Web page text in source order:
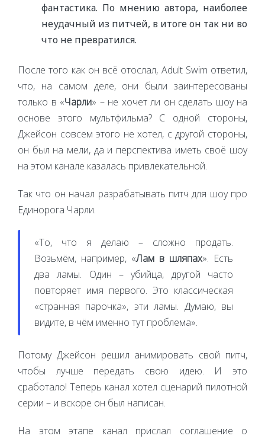
фантастика. По мнению автора, наиболее
неудачный из питчей, в итоге он так ни во
что не превратился.
После того как он всё отослал, Adult Swim ответил,
что, на самом деле, они были заинтересованы
только в «Чарли» – не хочет ли он сделать шоу на
основе этого мультфильма? С одной стороны,
Джейсон совсем этого не хотел, с другой стороны,
он был на мели, да и перспектива иметь своё шоу
на этом канале казалась привлекательной.
Так что он начал разрабатывать питч для шоу про
Единорога Чарли.
«То, что я делаю – сложно продать.
Возьмём, например, «Лам в шляпах». Есть
два ламы. Один – убийца, другой часто
повторяет имя первого. Это классическая
«странная парочка», эти ламы. Думаю, вы
видите, в чём именно тут проблема».
Потому Джейсон решил анимировать свой питч,
чтобы лучше передать свою идею. И это
сработало! Теперь канал хотел сценарий пилотной
серии – и вскоре он был написан.
На этом этапе канал прислал соглашение о